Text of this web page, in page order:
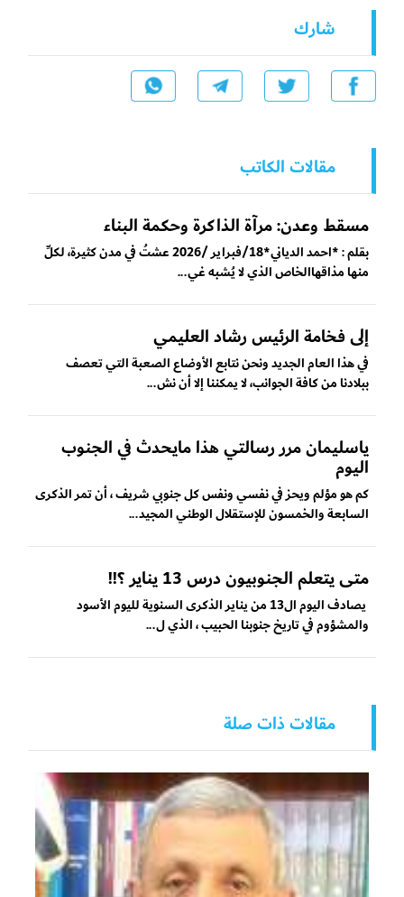
شارك
مقالات الكاتب
مسقط وعدن: مرآة الذاكرة وحكمة البناء
بقلم : *احمد الدياني*18/فبراير /2026 عشتُ في مدن كثيرة، لكلِّ
منها مذاقهاالخاص الذي لا يُشبه غي...
إلى فخامة الرئيس رشاد العليمي
في هذا العام الجديد ونحن نتابع الأوضاع الصعبة التي تعصف
ببلادنا من كافة الجوانب، لا يمكننا إلا أن نش...
ياسليمان مرر رسالتي هذا مايحدث في الجنوب
اليوم
كم هو مؤلم ويحز في نفسي ونفس كل جنوبي شريف ، أن تمر الذكرى
السابعة والخمسون للإستقلال الوطني المجيد...
متى يتعلم الجنوبيون درس 13 يناير ؟!!
يصادف اليوم ال13 من يناير الذكرى السنوية لليوم الأسود
والمشؤوم في تاريخ جنوبنا الحبيب ، الذي ل...
مقالات ذات صلة